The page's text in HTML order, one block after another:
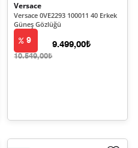
Versace
Versace 0VE2293 100011 40 Erkek
Güneş Gözlüğü
9
10.549,00₺
9.499,00₺